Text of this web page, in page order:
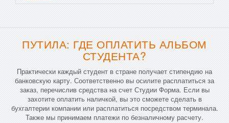
ПУТИЛА: ГДЕ ОПЛАТИТЬ АЛЬБОМ
СТУДЕНТА?
Практически каждый студент в стране получает стипендию на
банковскую карту. Соответственно вы осилите расплатиться за
заказ, перечислив средства на счет Студии Форма. Если вы
захотите оплатить наличкой, вы это сможете сделать в
бухгалтерии компании или расплатиться посредством терминала.
Также мы принимаем платежи по безналичному расчету.